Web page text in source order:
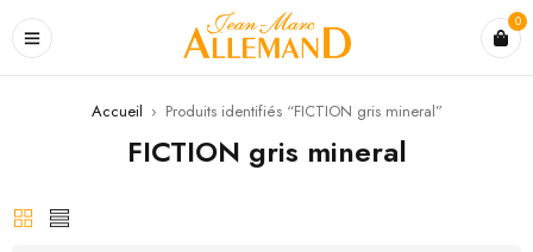
0
Accueil › Produits identifiés “FICTION gris mineral”
FICTION gris mineral